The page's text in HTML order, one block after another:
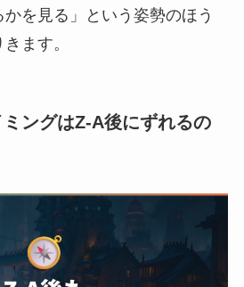
を見る」という姿勢のほう
ます。
ングはZ-A後にずれるの